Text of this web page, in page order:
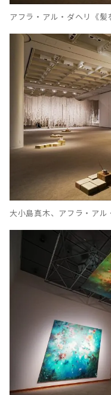
アフラ・アル・ダヘリ《髪
大小島真木、アフラ・アル